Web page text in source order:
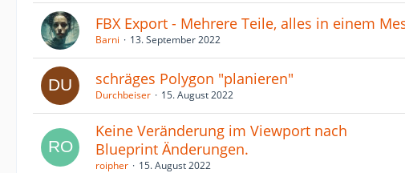
FBX Export - Mehrere Teile, alles in einem
Barni 13. September 2022
schräges Polygon "planieren"
Durchbeiser 15. August 2022
Keine Veränderung im Viewport nach
Blueprint Änderungen.
roipher 15. August 2022